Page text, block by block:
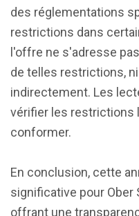
des réglementations
restrictions dans
l'offre ne s'adresse
de telles restrictions,
indirectement. Les
vérifier les restrictions
conformer.
En conclusion, cette
significative pour Ober
offrant une